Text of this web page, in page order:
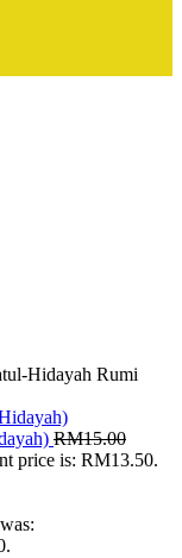
Hidayah Rumi
RM15.00
price is: RM13.50.